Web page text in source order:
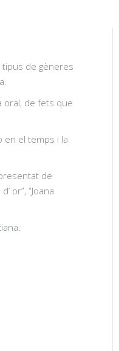
de gèneres
oral, de fets que
en el temps i la
de
or”, “Joana